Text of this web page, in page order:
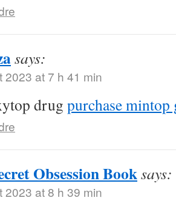
says:
2023 at 7 h 41 min
drug purchase mintop
Obsession Booksays:
2023 at 8 h 39 min